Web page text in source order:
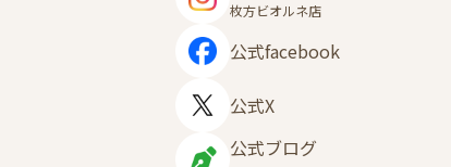
枚方ビオルネ店
公式facebook
公式X
公式ブログ